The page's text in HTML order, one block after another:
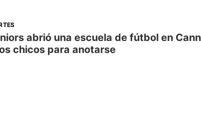
abrió una escuela de fútbol en
chicos para anotarse